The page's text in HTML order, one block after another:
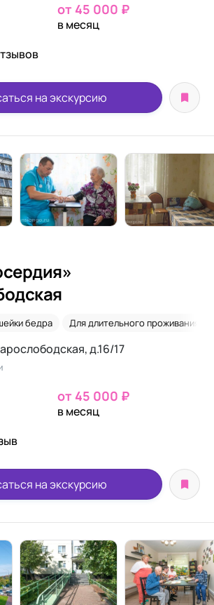
от 45 000 ₽
в месяц
на экскурсию
бедра Для длительного проживания
д.16/17
от 45 000 ₽
в месяц
на экскурсию